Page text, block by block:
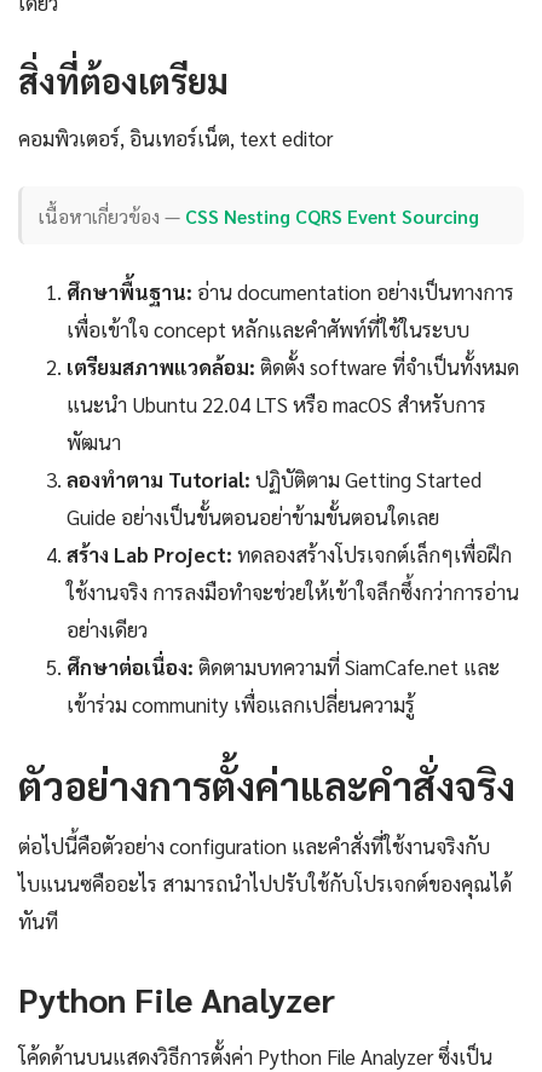
สิ่งที่ต้องเตรียม
คอมพิวเตอร์, อินเทอร์เน็ต, text editor
เนื้อหาเกี่ยวข้อง — CSS Nesting CQRS Event Sourcing
ศึกษาพื้นฐาน: อ่าน documentation อย่างเป็นทางการ
เพื่อเข้าใจ concept หลักและคำศัพท์ที่ใช้ในระบบ
เตรียมสภาพแวดล้อม: ติดตั้ง software ที่จำเป็นทั้งหมด
แนะนำ Ubuntu 22.04 LTS หรือ macOS สำหรับการ
พัฒนา
ลองทำตาม Tutorial: ปฏิบัติตาม Getting Started
Guide อย่างเป็นขั้นตอนอย่าข้ามขั้นตอนใดเลย
สร้าง Lab Project: ทดลองสร้างโปรเจกต์เล็กๆเพื่อฝึก
ใช้งานจริง การลงมือทำจะช่วยให้เข้าใจลึกซึ้งกว่าการอ่าน
อย่างเดียว
ศึกษาต่อเนื่อง: ติดตามบทความที่ SiamCafe.net และ
เข้าร่วม community เพื่อแลกเปลี่ยนความรู้
ตัวอย่างการตั้งค่าและคำสั่งจริง
ต่อไปนี้คือตัวอย่าง configuration และคำสั่งที่ใช้งานจริงกับ
ไบแนนซคืออะไร สามารถนำไปปรับใช้กับโปรเจกต์ของคุณได้
ทันที
Python File Analyzer
โค้ดด้านบนแสดงวิธีการตั้งค่า Python File Analyzer ซึ่งเป็น